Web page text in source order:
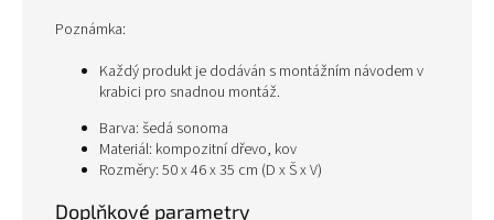
Poznámka:
Každý produkt je dodáván s montážním návodem v
krabici pro snadnou montáž.
Barva: šedá sonoma
Materiál: kompozitní dřevo, kov
Rozměry: 50 x 46 x 35 cm (D x Š x V)
Doplňkové parametry